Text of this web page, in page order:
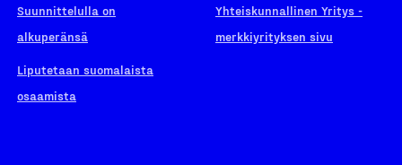
Suunnittelulla on
alkuperänsä
Liputetaan suomalaista
osaamista
Yhteiskunnallinen Yritys -
merkkiyrityksen sivu